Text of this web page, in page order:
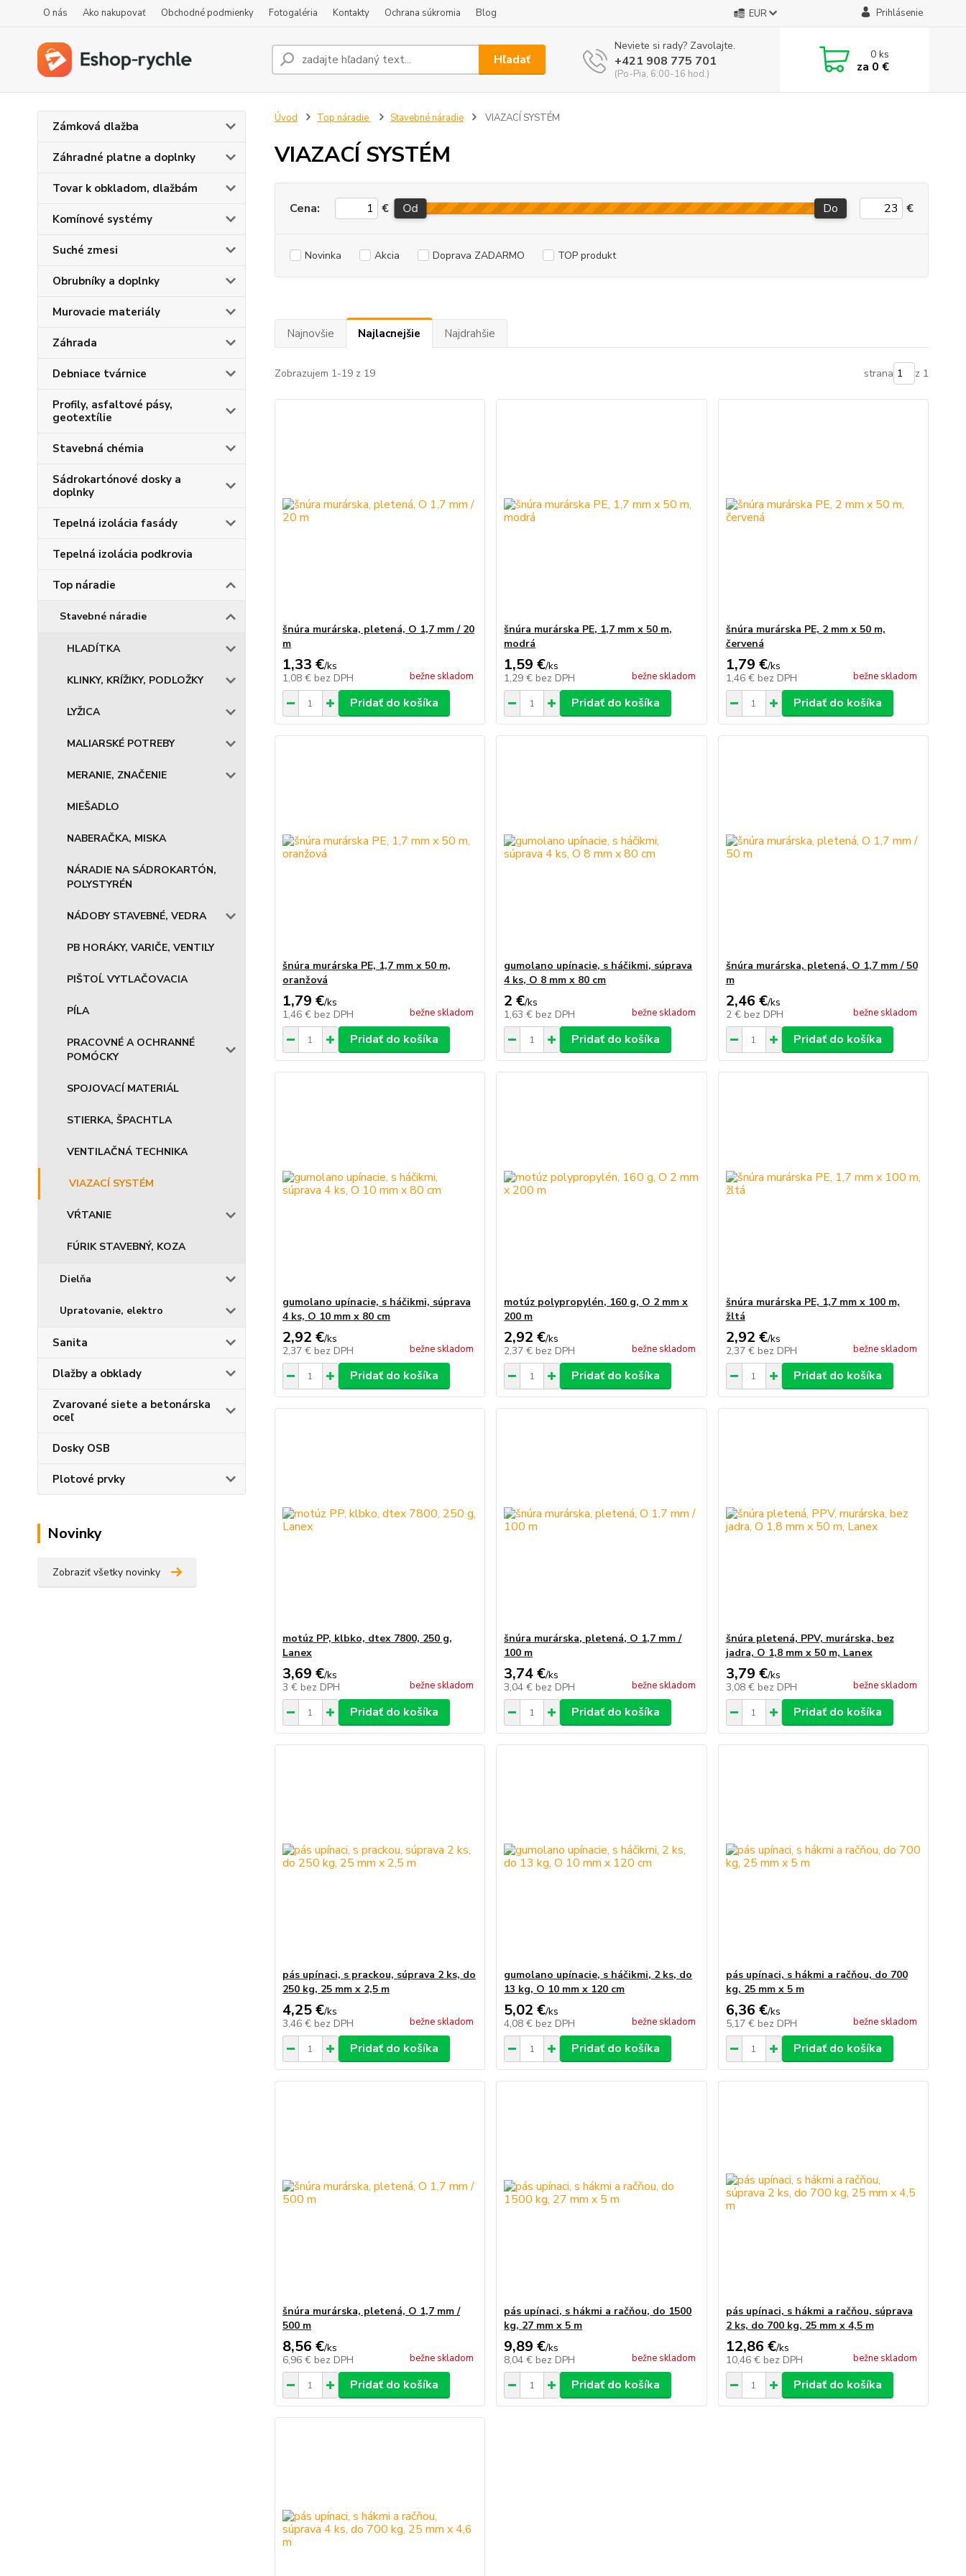
O nás Ako nakupovať Obchodné podmienky Fotogaléria Kontakty Ochrana súkromia Blog EUR Prihlásenie
Hľadať
Neviete si rady? Zavolajte.
+421 908 775 701
(Po-Pia, 6:00-16 hod.)
0ks
za 0 €
Zámková dlažba
Záhradné platne a doplnky
Tovar k obkladom, dlažbám
Komínové systémy
Suché zmesi
Obrubníky a doplnky
Murovacie materiály
Záhrada
Debniace tvárnice
Profily, asfaltové pásy,
geotextílie
Stavebná chémia
Sádrokartónové dosky a
doplnky
Tepelná izolácia fasády
Tepelná izolácia podkrovia
Top náradie
Stavebné náradie
HLADÍTKA
KLINKY, KRÍŽIKY, PODLOŽKY
LYŽICA
MALIARSKÉ POTREBY
MERANIE, ZNAČENIE
MIEŠADLO
NABERAČKA, MISKA
NÁRADIE NA SÁDROKARTÓN,
POLYSTYRÉN
NÁDOBY STAVEBNÉ, VEDRA
PB HORÁKY, VARIČE, VENTILY
PIŠTOĹ VYTLAČOVACIA
PÍLA
PRACOVNÉ A OCHRANNÉ
POMÓCKY
SPOJOVACÍ MATERIÁL
STIERKA, ŠPACHTLA
VENTILAČNÁ TECHNIKA
VIAZACÍ SYSTÉM
VŔTANIE
FÚRIK STAVEBNÝ, KOZA
Dielňa
Upratovanie, elektro
Sanita
Dlažby a obklady
Zvarované siete a betonárska
oceľ
Dosky OSB
Plotové prvky
Novinky
Zobraziť všetky novinky
Úvod Top náradie Stavebné náradie VIAZACÍ SYSTÉM
VIAZACÍ SYSTÉM
Cena: € Od Do €
Novinka Akcia Doprava ZADARMO TOP produkt
Najnovšie Najlacnejšie Najdrahšie
Zobrazujem 1-19 z 19 strana z 1
šnúra murárska, pletená, O 1,7 mm / 20
m
1,33 €/ks
1,08 € bez DPH bežne skladom
Pridať do košíka
šnúra murárska PE, 1,7 mm x 50 m,
modrá
1,59 €/ks
1,29 € bez DPH bežne skladom
Pridať do košíka
šnúra murárska PE, 2 mm x 50 m,
červená
1,79 €/ks
1,46 € bez DPH bežne skladom
Pridať do košíka
šnúra murárska PE, 1,7 mm x 50 m,
oranžová
1,79 €/ks
1,46 € bez DPH bežne skladom
Pridať do košíka
gumolano upínacie, s háčikmi, súprava
4 ks, O 8 mm x 80 cm
2 €/ks
1,63 € bez DPH bežne skladom
Pridať do košíka
šnúra murárska, pletená, O 1,7 mm / 50
m
2,46 €/ks
2 € bez DPH bežne skladom
Pridať do košíka
gumolano upínacie, s háčikmi, súprava
4 ks, O 10 mm x 80 cm
2,92 €/ks
2,37 € bez DPH bežne skladom
Pridať do košíka
motúz polypropylén, 160 g, O 2 mm x
200 m
2,92 €/ks
2,37 € bez DPH bežne skladom
Pridať do košíka
šnúra murárska PE, 1,7 mm x 100 m,
žltá
2,92 €/ks
2,37 € bez DPH bežne skladom
Pridať do košíka
motúz PP, klbko, dtex 7800, 250 g,
Lanex
3,69 €/ks
3 € bez DPH bežne skladom
Pridať do košíka
šnúra murárska, pletená, O 1,7 mm /
100 m
3,74 €/ks
3,04 € bez DPH bežne skladom
Pridať do košíka
šnúra pletená, PPV, murárska, bez
jadra, O 1,8 mm x 50 m, Lanex
3,79 €/ks
3,08 € bez DPH bežne skladom
Pridať do košíka
pás upínaci, s prackou, súprava 2 ks, do
250 kg, 25 mm x 2,5 m
4,25 €/ks
3,46 € bez DPH bežne skladom
Pridať do košíka
gumolano upínacie, s háčikmi, 2 ks, do
13 kg, O 10 mm x 120 cm
5,02 €/ks
4,08 € bez DPH bežne skladom
Pridať do košíka
pás upínaci, s hákmi a račňou, do 700
kg, 25 mm x 5 m
6,36 €/ks
5,17 € bez DPH bežne skladom
Pridať do košíka
šnúra murárska, pletená, O 1,7 mm /
500 m
8,56 €/ks
6,96 € bez DPH bežne skladom
Pridať do košíka
pás upínaci, s hákmi a račňou, do 1500
kg, 27 mm x 5 m
9,89 €/ks
8,04 € bez DPH bežne skladom
Pridať do košíka
pás upínaci, s hákmi a račňou, súprava
2 ks, do 700 kg, 25 mm x 4,5 m
12,86 €/ks
10,46 € bez DPH bežne skladom
Pridať do košíka